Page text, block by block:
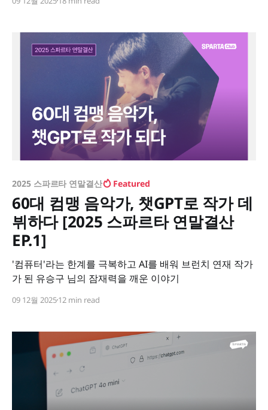
2025 스파르타 연말결산 Featured
60대 컴맹 음악가, 챗GPT로 작가 데
뷔하다 [2025 스파르타 연말결산
EP.1]
'컴퓨터'라는 한계를 극복하고 AI를 배워 브런치 연재 작가
가 된 유승구 님의 잠재력을 깨운 이야기
09 12월 202512 min read